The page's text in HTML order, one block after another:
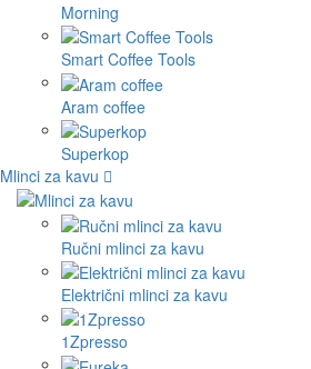
Morning
Smart Coffee Tools
Aram coffee
Superkop
Mlinci za kavu
Ručni mlinci za kavu
Električni mlinci za kavu
1Zpresso